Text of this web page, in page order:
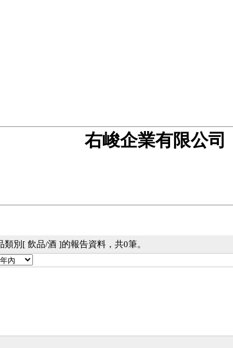
右峻企業有限公司
類別[ 飲品/酒 ]的報告資料，共0筆。